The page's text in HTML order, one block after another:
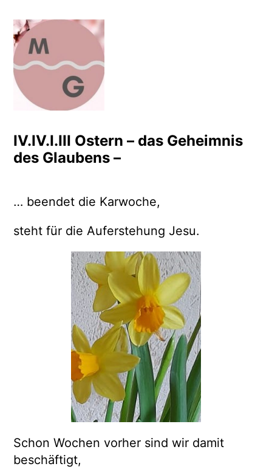
Zum
Inhalt
springen
Meditation Bauer Busche
Leben einfach? Einfach leben!
IV.IV.I.III Ostern – das Geheimnis
des Glaubens –
… beendet die Karwoche,
steht für die Auferstehung Jesu.
Schon Wochen vorher sind wir damit
beschäftigt,